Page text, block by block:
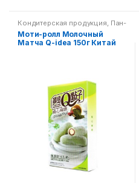
Кондитерская продукция, Пан-
азиатская кухня
Моти-ролл Молочный
Матча Q-idea 150г Китай